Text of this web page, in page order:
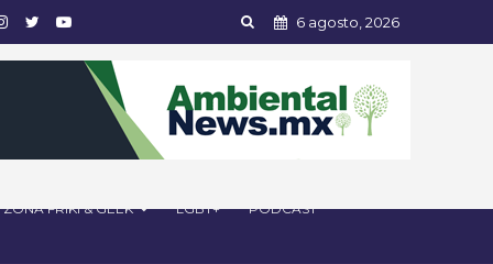
6 agosto, 2026
ZONA FRIKI & GEEK LGBT+ PODCAST